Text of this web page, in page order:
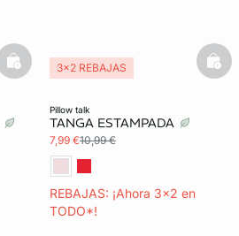
basketfull
pillow talk
TANGA ESTAMPADA
7,99 €10,99 €
REBAJAS: ¡Ahora 3x2 en
TODO*!
3x2 REBAJAS